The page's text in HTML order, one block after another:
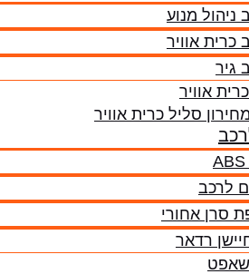
מנוע
אוויר
גיר
אוויר
מחירון סליל כרית אוויר
לרכב
סרן אחורי
רדאר